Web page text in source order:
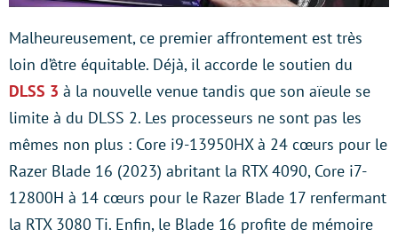
Malheureusement, ce premier affrontement est très
loin d’être équitable. Déjà, il accorde le soutien du
DLSS 3 à la nouvelle venue tandis que son aïeule se
limite à du DLSS 2. Les processeurs ne sont pas les
mêmes non plus : Core i9-13950HX à 24 cœurs pour le
Razer Blade 16 (2023) abritant la RTX 4090, Core i7-
12800H à 14 cœurs pour le Razer Blade 17 renfermant
la RTX 3080 Ti. Enfin, le Blade 16 profite de mémoire